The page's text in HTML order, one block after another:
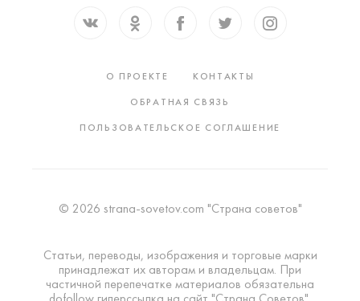
О ПРОЕКТЕ
КОНТАКТЫ
ОБРАТНАЯ СВЯЗЬ
ПОЛЬЗОВАТЕЛЬСКОЕ СОГЛАШЕНИЕ
© 2026 strana-sovetov.com "Страна советов"
Статьи, переводы, изображения и торговые марки
принадлежат их авторам и владельцам. При
частичной перепечатке материалов обязательна